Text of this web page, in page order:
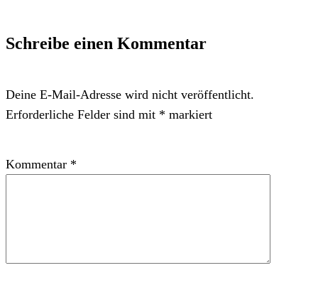
Schreibe einen Kommentar
Deine E-Mail-Adresse wird nicht veröffentlicht.
Erforderliche Felder sind mit * markiert
Kommentar *